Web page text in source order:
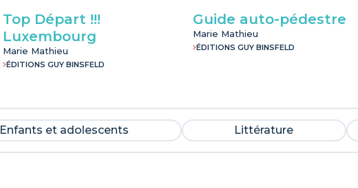
Top Départ !!!
Luxembourg
Marie Mathieu
ÉDITIONS GUY BINSFELD
Guide auto-pédestre
Marie Mathieu
ÉDITIONS GUY BINSFELD
Enfants et adolescents Littérature